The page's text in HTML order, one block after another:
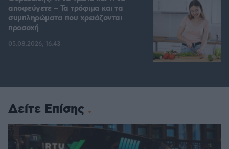
αποφεύγετε – Τα τρόφιμα και τα
συμπληρώματα που χρειάζονται
προσοχή
05.08.2026, 16:43
Δείτε Επίσης